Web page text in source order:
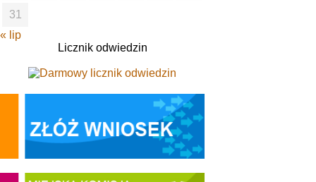
31
« lip
Licznik odwiedzin